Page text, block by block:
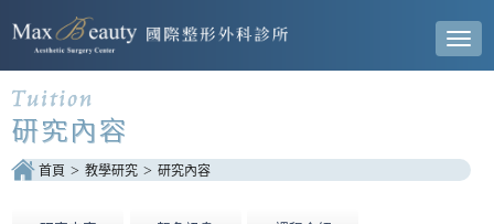
首頁 教學研究 研究內容